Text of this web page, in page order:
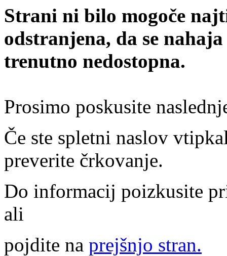
Strani ni bilo mogoče
odstranjena, da se
trenutno nedostopna.
Prosimo poskusite
Če ste spletni naslov
preverite črkovanje.
Do informacij poizkusite
ali
pojdite na prejšnjo stran.